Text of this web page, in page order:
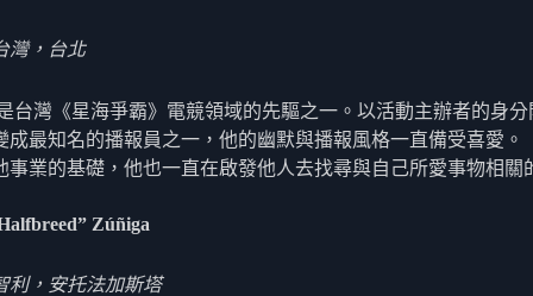
灣，台北
台灣《星海爭霸》電競領域的先驅之一。以活動主辦者的身
成最知名的播報員之一，他的幽默與播報風格一直備受喜愛。
事業的基礎，他也一直在啟發他人去找尋與自己所愛事物相關
Zúñiga
利，安托法加斯塔